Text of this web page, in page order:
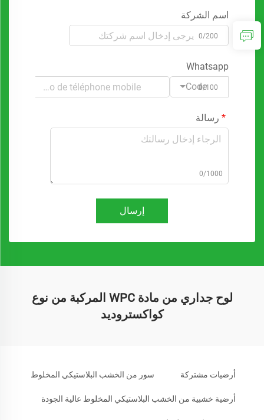
اسم الشركة
0/200
Whatsapp
Code0/100
رسالة
0/1000
إرسال
لوح جداري من مادة WPC المركبة من نوع
كواكستروديد
أرضيات مشتركة سور من الخشب البلاستيكي المخلوط
أرضية خشبية من الخشب البلاستيكي المخلوط عالية الجودة